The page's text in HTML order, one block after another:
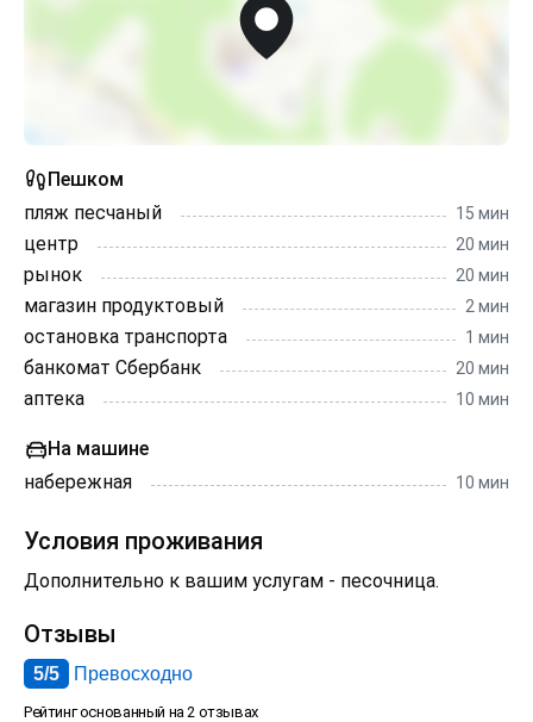
Пешком
пляж песчаный
15 мин
центр 20 мин
рынок 20 мин
магазин продуктовый 2 мин
остановка транспорта 1 мин
банкомат Сбербанк 20 мин
аптека 10 мин
На машине
набережная
10 мин
Условия проживания
Дополнительно к вашим услугам - песочница.
Отзывы
5/5 Превосходно
Рейтинг основанный на 2 отзывах